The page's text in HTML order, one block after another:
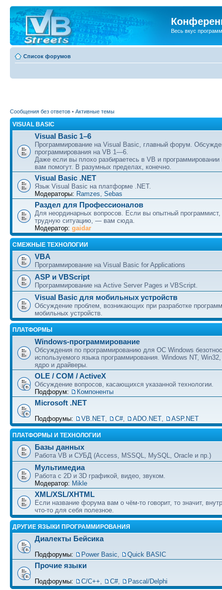
Весь вкус
Список форумов
Сообщения без ответов • Активные темы
VISUAL BASIC
Visual Basic 1–6
Программирование на Visual Basic, главный форум.
программирования на VB 1—6.
Даже если вы плохо разбираетесь в VB и
вам помогут. В разумных пределах, конечно.
Visual Basic .NET
Язык Visual Basic на платформе .NET.
Модераторы: Ramzes, Sebas
Раздел для Профессионалов
Для неординарных вопросов. Если вы опытный
трудную ситуацию, — вам сюда.
Модератор: gaidar
СМЕЖНЫЕ ТЕХНОЛОГИИ
VBA
Программирование на Visual Basic for Applications
ASP и VBScript
Программирование на Active Server Pages и VBScript.
Visual Basic для мобильных устройств
Обсуждение проблем, возникающих при разработке
мобильных устройств.
ПЛАТФОРМЫ
Windows-программирование
Обсуждения по программированию для ОС Windows
используемого языка программирования. Windows NT,
ядро и драйверы.
OLE / COM / ActiveX
Обсуждение вопросов, касающихся указанной технологии.
Подфорум:
Компоненты
Microsoft .NET
Подфорумы: VB.NET, C#, ADO.NET, ASP.NET
ПЛАТФОРМЫ И ТЕХНОЛОГИИ
Базы данных
Работа VB и СУБД (Access, MSSQL, MySQL, Oracle и пр.)
Мультимедиа
Работа с 2D и 3D графикой, видео, звуком.
Модератор: Mikle
XML/XSL/XHTML
Если название форума вам о чём-то говорит, то значит,
что-то для себя полезное.
ДРУГИЕ ЯЗЫКИ ПРОГРАММИРОВАНИЯ
Диалекты Бейсика
Подфорумы: Power Basic, Quick BASIC
Прочие языки
Подфорумы: С/С++, C#, Pascal/Delphi